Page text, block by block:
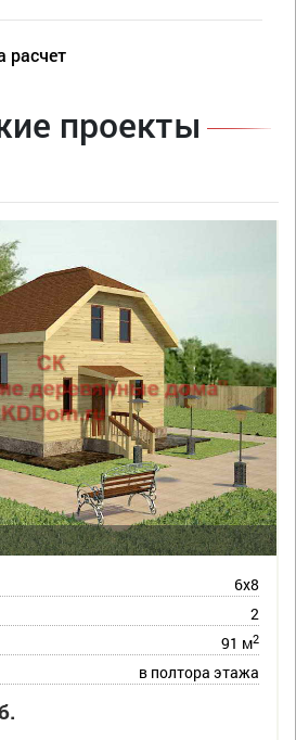
расчет
проекты
6х8
2
91 м2
в полтора этажа